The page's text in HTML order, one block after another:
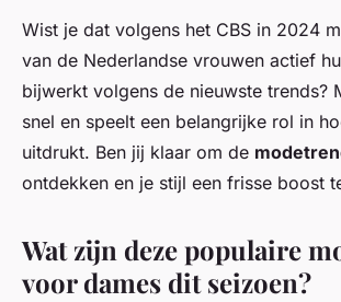
Wist je dat volgens het CBS in 2024
van de Nederlandse vrouwen actief
bijwerkt volgens de nieuwste trends?
snel en speelt een belangrijke rol in
uitdrukt. Ben jij klaar om de
ontdekken en je stijl een frisse boost
Wat zijn deze populaire
voor dames dit seizoen?